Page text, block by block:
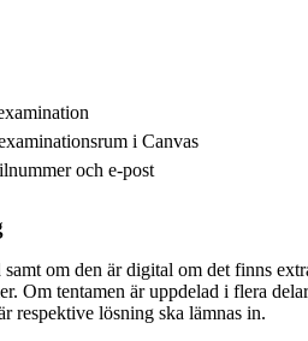
i Canvas
och e-post
om den är digital om det finns
Om tentamen är uppdelad i flera
respektive lösning ska lämnas in.